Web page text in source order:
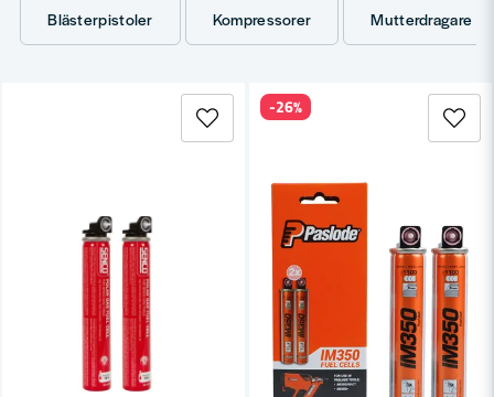
SpikpistolerochDyckertpistoler.
Klammerpistoler.
tryckluftsdrivna.
Spärrskaft
tillbehör
Kompressorkapacitet matcha mot verktygens
luftbehov.
Oljefri kompressor för måleri och livsmedel.
Underhåll luftfilter och kondensvatten
regelbundet.
Komplettera medpersonligt skydd
Varför handla hos Toolab?
Blästerpistoler Kompressorer Mutterdragare
-26%